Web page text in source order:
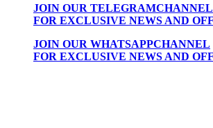
JOIN OUR TELEGRAMCHANNEL
FOR EXCLUSIVE NEWS AND
JOIN OUR WHATSAPPCHANNEL
FOR EXCLUSIVE NEWS AND